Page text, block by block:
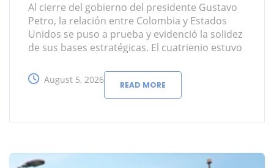
Al cierre del gobierno del presidente Gustavo
Petro, la relación entre Colombia y Estados
Unidos se puso a prueba y evidenció la solidez
de sus bases estratégicas. El cuatrienio estuvo
política entre los dos gobiernos y por
diferencias en asuntos sensibles como la
política antidrogas, la seguridad, la
August 5, 2026 READ MORE